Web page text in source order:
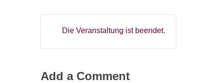
Die Veranstaltung ist beendet.
Add a Comment